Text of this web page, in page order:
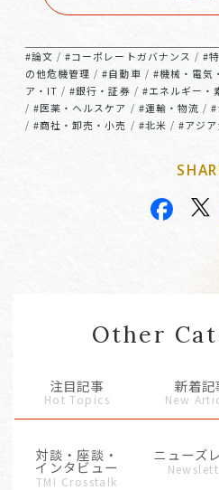
#論文 /#コーポレートガバナンス /#
の他危機管理 /#自動車 / #機械・電気
ア・IT /#銀行・証券 / #エネルギー・
/ #医薬・ヘルスケア / #運輸・物流 /
/ #商社・卸売・小売 / #北米 /#アジ
Other
注目記事
Hot Topics
新着記
New
対談・座談・
インタビュー
TMI Crosstalk
ニューズ